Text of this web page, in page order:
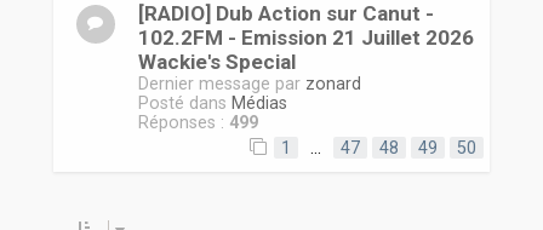
[RADIO] Dub Action sur Canut -
102.2FM - Emission 21 Juillet 2026
Wackie's Special
Dernier message par zonard
Posté dans Médias
Réponses : 499
1
47 48 49 50